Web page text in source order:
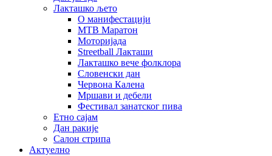
Лакташко љето
О манифестацији
MTB Маратон
Моторијада
Streetball Лакташи
Лакташко вече фолклора
Словенски дан
Червона Калена
Мршави и дебели
Фестивал занатског пива
Етно сајам
Дан ракије
Салон стрипа
Актуелно